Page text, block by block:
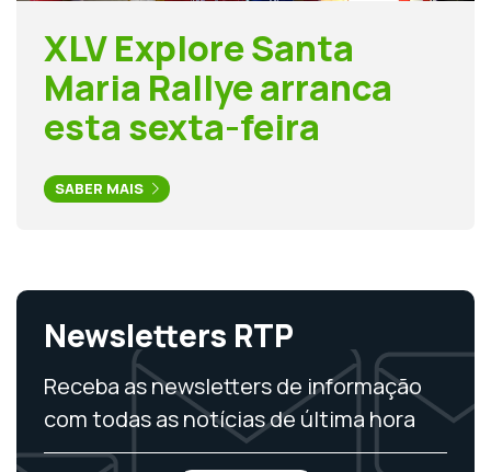
XLV Explore Santa
Maria Rallye arranca
esta sexta-feira
SABER MAIS
Newsletters RTP
Receba as newsletters de informação
com todas as notícias de última hora